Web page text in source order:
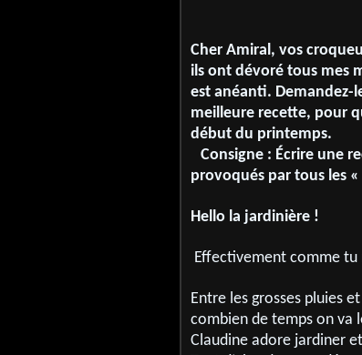
Cher Amiral, vos
ils ont dévoré tous mes
est anéanti. Demandez-
meilleure recette, pour
début du printemps.
Consigne : Écrire une
provoqués par tous les
Hello la jardinière !
Effectivement comme tu
Entre les grosses pluies
combien de temps on va
Claudine adore jardiner